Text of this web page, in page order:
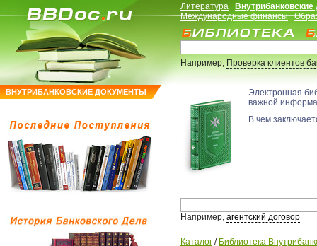
ВНУТРИБАНКОВСКИЕ ДОКУМЕНТЫ
Литература
Международные финансы
Например,Проверка клиентов
Электронная
важной
В чем
Например, агентский договор
Каталог / Библиотека